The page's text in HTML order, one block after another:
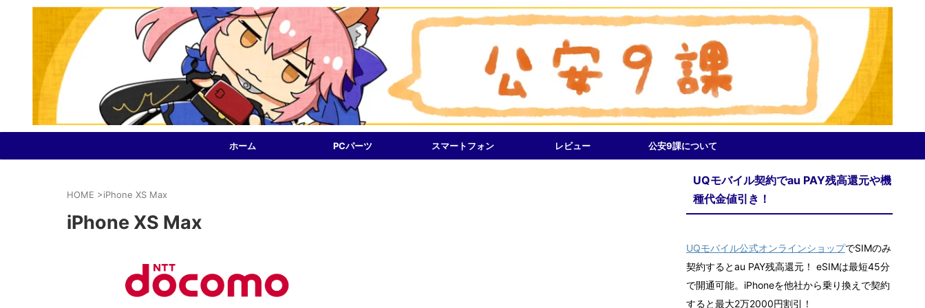
ホーム PCパーツ スマートフォン レビュー 公安9課について
HOME >iPhone XS Max
iPhone XS Max
UQモバイル契約でau PAY残高還元や機
種代金値引き！
UQモバイル公式オンラインショップでSIMのみ
契約するとau PAY残高還元！ eSIMは最短45分
で開通可能。iPhoneを他社から乗り換えで契約
すると最大2万2000円割引！